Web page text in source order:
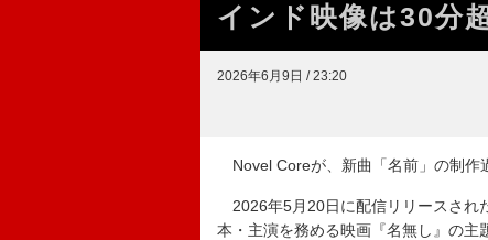
インド映像は30分
2026年6月9日 / 23:20
Novel Coreが、新曲「名前」の制作
2026年5月20日に配信リリースされ
本・主演を務める映画『名無し』の主